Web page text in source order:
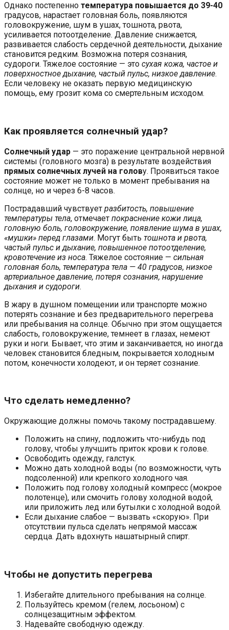
Однако постепенно температура повышается до 39-40
градусов, нарастает головная боль, появляются
головокружение, шум в ушах, тошнота, рвота,
усиливается потоотделение. Давление снижается,
развивается слабость сердечной деятельности, дыхание
становится редким. Возможна потеря сознания,
судороги. Тяжелое состояние — это сухая кожа, частое и
поверхностное дыхание, частый пульс, низкое давление.
Если человеку не оказать первую медицинскую
помощь, ему грозит кома со смертельным исходом.
Как проявляется солнечный удар?
Солнечный удар — это поражение центральной нервной
системы (головного мозга) в результате воздействия
прямых солнечных лучей на голову. Проявиться такое
состояние может не только в момент пребывания на
солнце, но и через 6-8 часов.
Пострадавший чувствует разбитость, повышение
температуры тела, отмечает покраснение кожи лица,
головную боль, головокружение, появление шума в ушах,
«мушки» перед глазами. Могут быть тошнота и рвота,
частый пульс и дыхание, повышенное потоотделение,
кровотечение из носа. Тяжелое состояние — сильная
головная боль, температура тела — 40 градусов, низкое
артериальное давление, потеря сознания, нарушение
дыхания и судороги.
В жару в душном помещении или транспорте можно
потерять сознание и без предварительного перегрева
или пребывания на солнце. Обычно при этом ощущается
слабость, головокружение, темнеет в глазах, немеют
руки и ноги. Бывает, что этим и заканчивается, но иногда
человек становится бледным, покрывается холодным
потом, конечности холодеют, и он теряет сознание.
Что сделать немедленно?
Окружающие должны помочь такому пострадавшему.
Положить на спину, подложить что-нибудь под
голову, чтобы улучшить приток крови к голове.
Освободить одежду, галстук.
Можно дать холодной воды (по возможности, чуть
подсоленной) или крепкого холодного чая.
Положить под голову холодный компресс (мокрое
полотенце), или смочить голову холодной водой,
или приложить лед или бутылки с холодной водой.
Если дыхание слабое — вызвать «скорую». При
отсутствии пульса сделать непрямой массаж
сердца. Дать вдохнуть нашатырный спирт.
Чтобы не допустить перегрева
Избегайте длительного пребывания на солнце.
Пользуйтесь кремом (гелем, лосьоном) с
солнцезащитным эффектом.
Надевайте свободную одежду.